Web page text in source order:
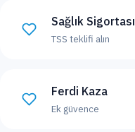
Sağlık Sigortası
TSS teklifi alın
Ferdi Kaza
Ek güvence